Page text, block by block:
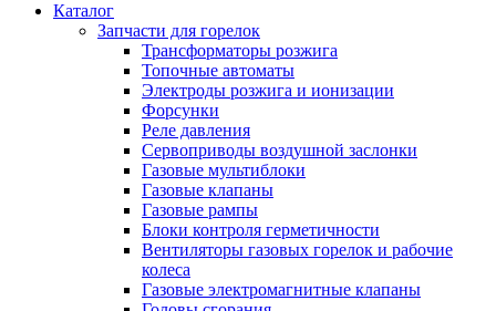
Каталог
Запчасти для горелок
Трансформаторы розжига
Топочные автоматы
Электроды розжига и ионизации
Форсунки
Реле давления
Сервоприводы воздушной заслонки
Газовые мультиблоки
Газовые клапаны
Газовые рампы
Блоки контроля герметичности
Вентиляторы газовых горелок и рабочие
колеса
Газовые электромагнитные клапаны